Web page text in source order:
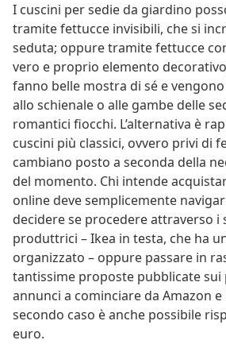
I cuscini per sedie da giardino
tramite fettucce invisibili, che si
seduta; oppure tramite fettucce
vero e proprio elemento
fanno belle mostra di sé e
allo schienale o alle gambe delle
romantici fiocchi. L’alternativa è
cuscini più classici, ovvero privi di
cambiano posto a seconda della
del momento. Chi intende
online deve semplicemente
decidere se procedere attraverso i
produttrici – Ikea in testa, che ha
organizzato – oppure passare in
tantissime proposte pubblicate sui
annunci a cominciare da Amazon e
secondo caso è anche possibile
euro.